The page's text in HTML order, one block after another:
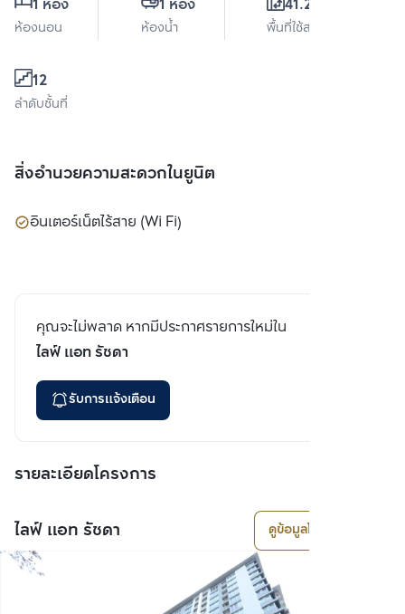
ห้องนอน ห้องน้ำ พื้นที่ใช้สอย
12
ลำดับชั้นที่
สิ่งอำนวยความสะดวกในยูนิต
อินเตอร์เน็ตไร้สาย (Wi Fi)
คุณจะไม่พลาด หากมีประกาศรายการใหม่ใน
ไลฟ์ แอท รัชดา
รับการแจ้งเตือน
รายละเอียดโครงการ
ไลฟ์ แอท รัชดา ดูข้อมูลโครงการ